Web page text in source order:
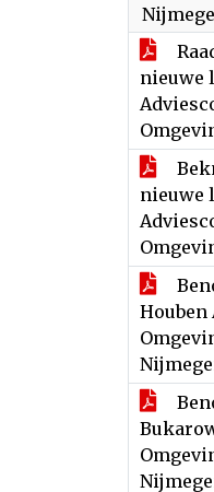
nieuwe
nieuwe